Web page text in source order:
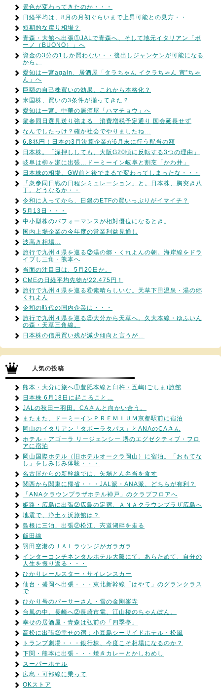
景色が変わってきたのか・・・
日経平均は、8月の月初ぐらいまで上昇可能との見方・・
短期的な戻り相場？
青森・大館へ出張①JALで青森へ、そして地元イタリアン「ボ
ーノ（BUONO）」へ
資金の3分の1しか買わない・・後出しジャンケンが可能になる
から。
愛知は一宮again、居酒屋「タラちゃん イクラちゃん 寅”ちゃ
ん」へ
巨額の自己株買いの効果、これから本格化？
米国株、買いの3条件が揃ってきた？
愛知は一宮。中華の居酒屋「ハマチョウ」へ
衆参同日選見送り強まる 消費増税予定通り 国会延長せず
なんでしたっけ？確か社会でやりましたね…
6.8兆円！日本の3月決算企業が6月末に行う配当の額
日本株。「深押ししても、大阪G20頃に反転する3つの理由」
岐阜は柳ヶ瀬に出張…ドーミーイン岐阜と割烹「かわ井」
日本株の相場、GW前と後でまるで変わってしまったな・・・
「衆参同日戦の日程シミュレーション」と。日本株、胸突き八
丁。どうなるか・・
令和に入ってから、日銀のETFの買いっぷりがイマイチ？
5月13日・・・
中小型株のパフォーマンスが相対優位になるとき。
国内上場企業の今年度の営業利益見通し
波高き相場…
旅行で九州４県を巡る⓻湯の郷・くれよんの朝。海岸線をドラ
イブし三角・熊本へ
当面の注目日は、5月20日か。
CMEの日経平均先物が22,475円！
旅行で九州４県を巡る⑥素晴らしいな。天草下田温泉・湯の郷
くれよん
令和の時代の国内企業は・・・
旅行で九州４県を巡る⑤大分から天草へ。久大本線・ゆふいん
の森・天草三角線。
日本株の信用買い残が減少傾向と言うが…
人気の投稿
熊本・大分に旅へ①豊肥本線と臼杵・五嶋(ごしま)旅館
日本株 6月18日に起こること…
JALの秋田ー羽田。CAさんと向かい合う。
またまた、ドーミーインＰＲＥＭＩＵＭ京都駅前に宿泊
岡山のイタリアン「タボーラタパス」とANAのCAさん
ホテル・アゴーラ リージェンシー 堺のエグゼクティブ・フロ
アに宿泊
岡山国際ホテル（旧ホテルオークラ岡山）に宿泊。「おもてな
し」をしみじみ体験・・・
名古屋からの新幹線では、矢場とん弁当を食す
関西から関東に帰省・・・JAL派・ANA派、どちらが有利？
「ANAクラウンプラザホテル神戸」のクラブフロアへ
姫路・広島に出張②広島の定宿、ＡＮＡクラウンプラザ広島へ
地震で、浄土ヶ浜旅館は？
島根に三泊、出張②松江、宍道湖畔を走る
飯田線
羽田空港のＪＡＬラウンジがガラガラ
インターコンチネンタルホテル大阪にて。あらためて、自分の
人生を振り返る・・・
ひかりレールスター・サイレンスカー
仙台・盛岡へ出張・・・東北新幹線「はやて」のグランクラス
で
ひかり号のパーサーさん・雪の金剛峯寺
台風の中、長崎へ②長崎市電、江山楼のちゃんぽん。
幸せの居酒屋・青森は弘前の「四季亭」
高松に出張②幸せの宿：小豆島シーサイドホテル・松風
トランプ劇場・・・銀行株、今度こそ相場になるのか？
下関・熊本に出張・・・焼きカレーとかしわめし
スーパーホテル
広島・可部線に乗って
OKストア